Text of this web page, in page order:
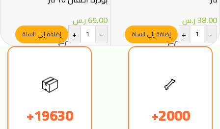
38.00ر.س
-
+ إضافة إلى السلة
69.00ر.س
-
+ إضافة إلى السلة
🦴
2000+
📦
19630+